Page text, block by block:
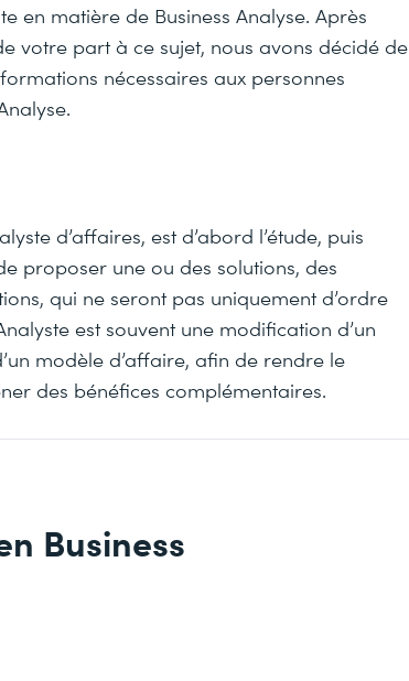
en matière de Business Analyse. Après
votre part à ce sujet, nous avons décidé de
nécessaires aux personnes
d’affaires, est d’abord l’étude, puis
proposer une ou des solutions, des
qui ne seront pas uniquement d’ordre
est souvent une modification d’un
modèle d’affaire, afin de rendre le
des bénéfices complémentaires.
Business